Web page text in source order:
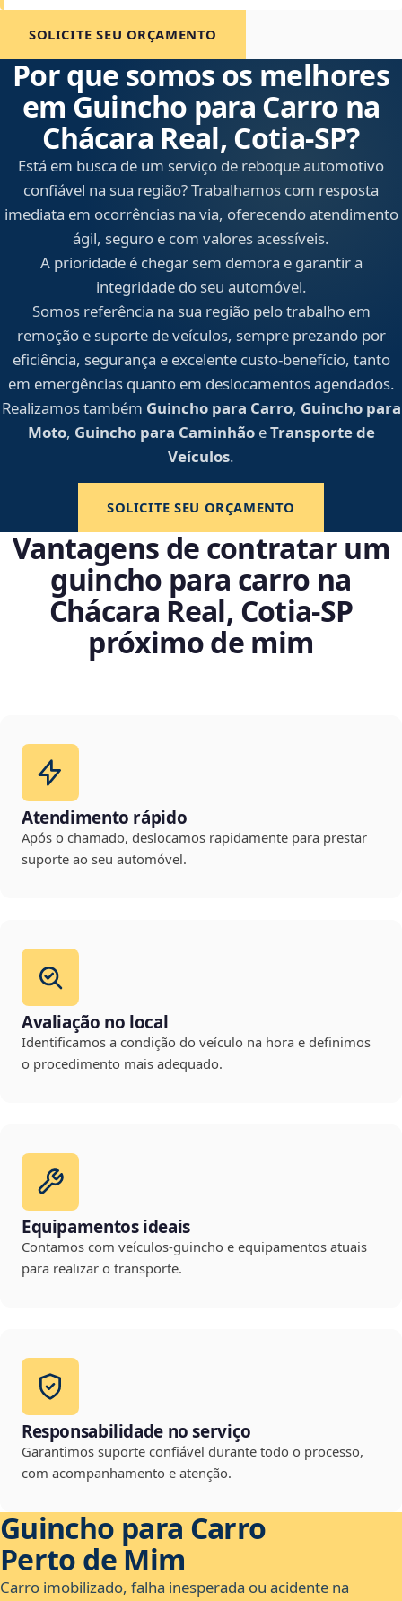
SOLICITE SEU ORÇAMENTO
Por que somos os melhores
em Guincho para Carro na
Chácara Real, Cotia‑SP?
Está em busca de um serviço de reboque automotivo
confiável na sua região? Trabalhamos com resposta
imediata em ocorrências na via, oferecendo atendimento
ágil, seguro e com valores acessíveis.
A prioridade é chegar sem demora e garantir a
integridade do seu automóvel.
Somos referência na sua região pelo trabalho em
remoção e suporte de veículos, sempre prezando por
eficiência, segurança e excelente custo-benefício, tanto
em emergências quanto em deslocamentos agendados.
Realizamos também Guincho para Carro, Guincho para
Moto, Guincho para CaminhãoeTransporte de
Veículos.
SOLICITE SEU ORÇAMENTO
Vantagens de contratar um
guincho para carro na
Chácara Real, Cotia‑SP
próximo de mim
Atendimento rápido
Após o chamado, deslocamos rapidamente para prestar
suporte ao seu automóvel.
Avaliação no local
Identificamos a condição do veículo na hora e definimos
o procedimento mais adequado.
Equipamentos ideais
Contamos com veículos-guincho e equipamentos atuais
para realizar o transporte.
Responsabilidade no serviço
Garantimos suporte confiável durante todo o processo,
com acompanhamento e atenção.
Guincho para Carro
Perto de Mim
Carro imobilizado, falha inesperada ou acidente na